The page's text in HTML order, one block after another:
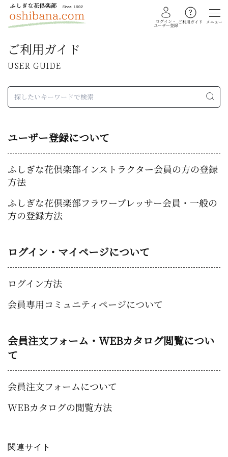
ログイン・
ユーザー登録
ご利用ガイド メニュー
イベント
カテゴリー
ふしぎな花倶楽部
私の花生活
USER GUIDE
ご利用ガイド
ユーザー登録について
ふしぎな花倶楽部インストラクター会員の方の登録
方法
ふしぎな花倶楽部フラワープレッサー会員・一般の
方の登録方法
ログイン・マイページについて
ログイン方法
会員専用コミュニティページについて
会員注文フォーム・WEBカタログ閲覧につい
て
会員注文フォームについて
WEBカタログの閲覧方法
関連サイト